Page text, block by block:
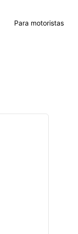
Para motoristas